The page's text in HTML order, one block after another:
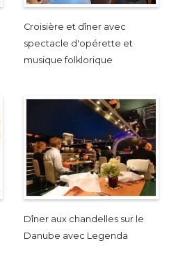
Croisière et dîner avec
spectacle d'opérette et
musique folklorique
Dîner aux chandelles sur le
Danube avec Legenda